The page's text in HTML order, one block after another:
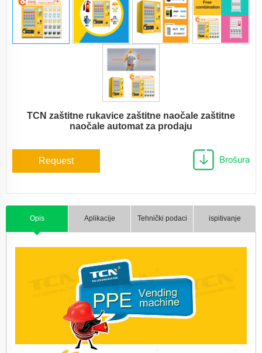
TCN zaštitne rukavice zaštitne naočale zaštitne
naočale automat za prodaju
Request Brošura
Opis Aplikacije Tehnički podaci ispitivanje